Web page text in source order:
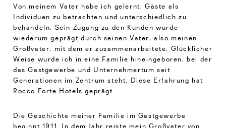
Von meinem Vater habe ich gelernt, Gäste als
Individuen zu betrachten und unterschiedlich zu
behandeln. Sein Zugang zu den Kunden wurde
wiederum geprägt durch seinen Vater, also meinen
Großvater, mit dem er zusammenarbeitete. Glücklicher
Weise wurde ich in eine Familie hineingeboren, bei der
das Gastgewerbe und Unternehmertum seit
Generationen im Zentrum steht. Diese Erfahrung hat
Rocco Forte Hotels geprägt.
Die Geschichte meiner Familie im Gastgewerbe
beginnt 1911. In dem Jahr reiste mein Großvater von